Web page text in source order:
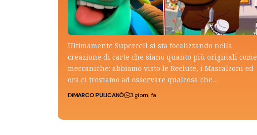
Ultimamente Supercell si sta focalizzando nella
creazione di carte che siano quanto più originali come
meccaniche: abbiamo visto le Reclute, i Mascalzoni ed
ora ci troviamo ad osservare qualcosa che…
DiMARCO PULICANÒ 3 giorni fa